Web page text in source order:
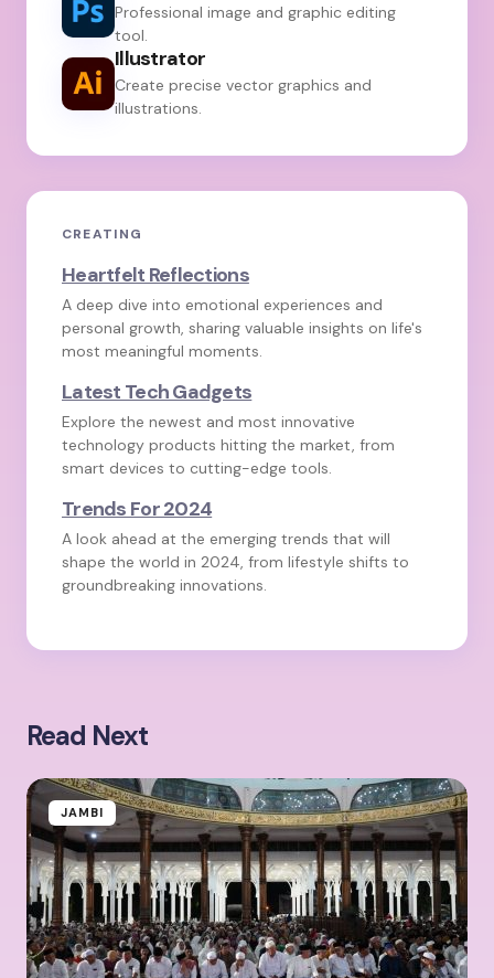
Professional image and graphic editing
tool.
Illustrator
Create precise vector graphics and
illustrations.
CREATING
Heartfelt Reflections
A deep dive into emotional experiences and
personal growth, sharing valuable insights on life's
most meaningful moments.
Latest Tech Gadgets
Explore the newest and most innovative
technology products hitting the market, from
smart devices to cutting-edge tools.
Trends For 2024
A look ahead at the emerging trends that will
shape the world in 2024, from lifestyle shifts to
groundbreaking innovations.
Read Next
JAMBI